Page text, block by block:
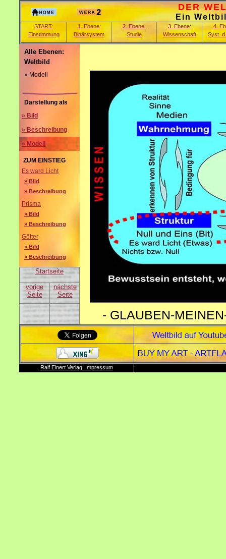
DER
Ein
START:
Einstimmung
1. Ebene:
Binärsystem
2. Ebene:
Studie
3. Ebene:
Wissenschaft
4.
Syst.
Alle Ebenen:
Weltbild
» Modell
Darstellung als
» Bild
» Beschreibung
» Modell
ZUM EINSTIEG
Es ward Licht
» Bild
» Beschreibung
Prisma
» Bild
» Beschreibung
Götter
» Bild
» Beschreibung
Startseite
vorige
Seite
nächste
Seite
- GLAUBEN-
Ralf Einert Verlag: Impressum